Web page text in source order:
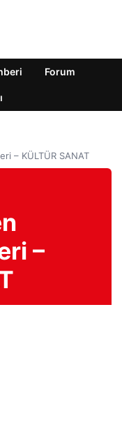
Forum
– KÜLTÜR SANAT
–